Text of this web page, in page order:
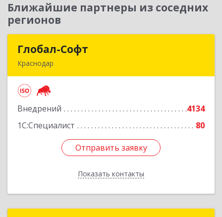
Ближайшие партнеры из соседних
регионов
Глобал-Софт
Краснодар
Внедрений
4134
1С:Специалист
80
Отправить заявку
Показать контакты
Подробнее
Отправить заявку
Назад